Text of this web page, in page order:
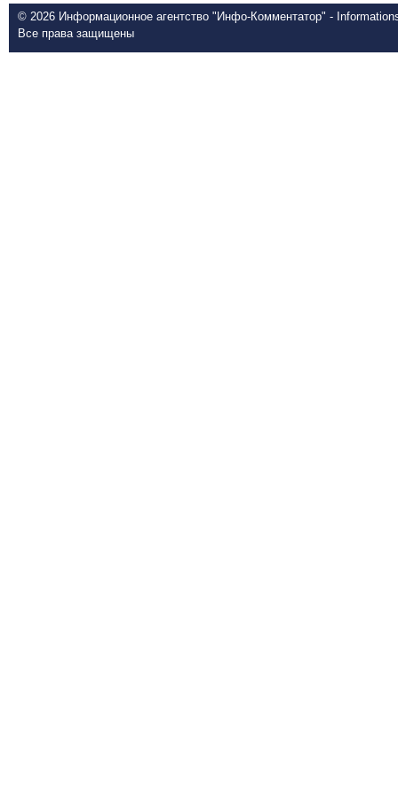
© 2026 Информационное агентство "Инфо-Комментатор" -
Все права защищены